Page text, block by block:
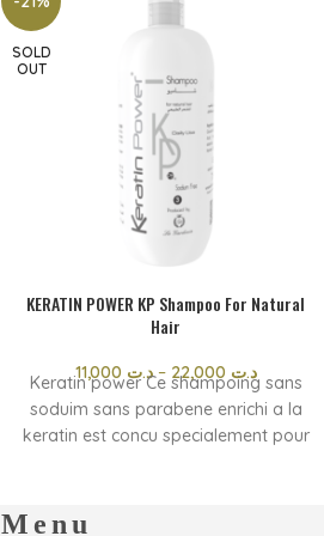
SOLD
OUT
KERATIN POWER KP Shampoo For Natural
Hair
د.ت– د.ت
Keratin power Ce shampoing sans
soduim sans parabene enrichi a la
keratin est concu specialement pour
Menu